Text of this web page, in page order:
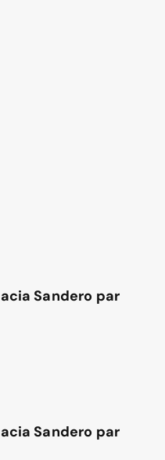
Sandero par
Sandero par